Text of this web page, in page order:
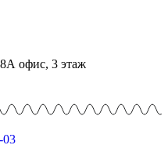
офис, 3 этаж
03